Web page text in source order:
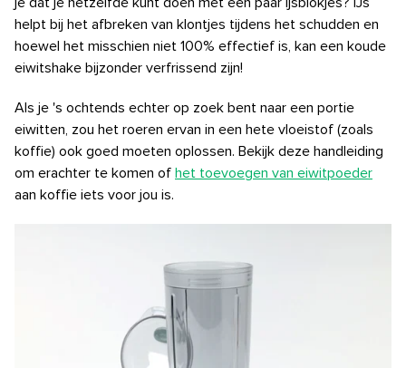
helpt bij het afbreken van klontjes tijdens het schudden en
hoewel het misschien niet 100% effectief is, kan een koude
eiwitshake bijzonder verfrissend zijn!
Als je 's ochtends echter op zoek bent naar een portie
eiwitten, zou het roeren ervan in een hete vloeistof (zoals
koffie) ook goed moeten oplossen. Bekijk deze handleiding
om erachter te komen of het toevoegen van eiwitpoeder
aan koffie iets voor jou is.